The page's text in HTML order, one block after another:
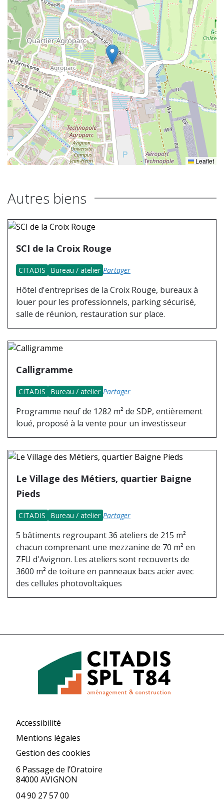
Leaflet
Autres biens
SCI de la Croix Rouge
CITADIS Bureau / atelier Partager
Hôtel d'entreprises de la Croix Rouge, bureaux à
louer pour les professionnels, parking sécurisé,
salle de réunion, restauration sur place.
Calligramme
CITADIS Bureau / atelier Partager
Programme neuf de 1282 m² de SDP, entièrement
loué, proposé à la vente pour un investisseur
Le Village des Métiers, quartier Baigne
Pieds
CITADIS Bureau / atelier Partager
5 bâtiments regroupant 36 ateliers de 215 m²
chacun comprenant une mezzanine de 70 m² en
ZFU d'Avignon. Les ateliers sont recouverts de
3600 m² de toiture en panneaux bacs acier avec
des cellules photovoltaïques
Accessibilité
Mentions légales
Gestion des cookies
6 Passage de l’Oratoire
84000 AVIGNON
04 90 27 57 00